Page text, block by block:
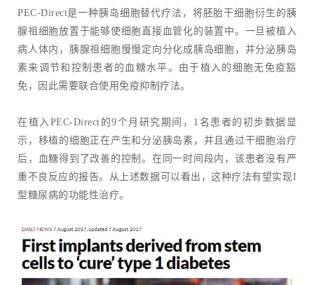
PEC-Direct是一种胰岛细胞替代疗法，将胚胎干细胞衍生的胰
腺祖细胞放置于能够使细胞直接血管化的装置中。一旦被植入
病人体内，胰腺祖细胞慢慢定向分化成胰岛细胞，并分泌胰岛
素来调节和控制患者的血糖水平。由于植入的细胞无免疫豁
免，因此需要联合使用免疫抑制疗法。
在植入PEC-Direct的9个月研究期间，1名患者的初步数据显
示，移植的细胞正在产生和分泌胰岛素，并且通过干细胞治疗
后，血糖得到了改善的控制。在同一时间段内，该患者没有严
重不良反应的报告。从上述数据可以看出，这种疗法有望实现I
型糖尿病的功能性治疗。